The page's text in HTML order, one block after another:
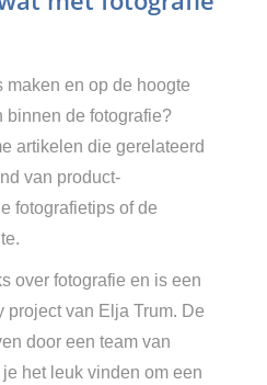
en op de hoogte
binnen de fotografie?
artikelen die gerelateerd
van product-
fotografietips of de
over fotografie en is een
project van Elja Trum. De
door een team van
het leuk vinden om een